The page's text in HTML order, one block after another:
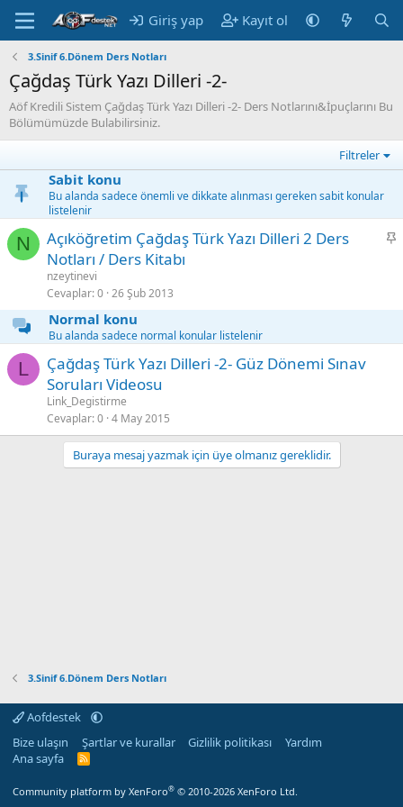
Giriş yap Kayıt ol
3.Sinif 6.Dönem Ders Notları
Çağdaş Türk Yazı Dilleri -2-
Aöf Kredili Sistem Çağdaş Türk Yazı Dilleri -2- Ders Notlarını&İpuçlarını Bu
Bölümümüzde Bulabilirsiniz.
Filtreler
Sabit konu
Bu alanda sadece önemli ve dikkate alınması gereken sabit konular
listelenir
N
S
Açıköğretim Çağdaş Türk Yazı Dilleri 2 Ders
Notları / Ders Kitabı
nzeytinevi
Cevaplar 0 26 Şub 2013
Normal konu
Bu alanda sadece normal konular listelenir
L
Çağdaş Türk Yazı Dilleri -2- Güz Dönemi Sınav
Soruları Videosu
Link_Degistirme
Cevaplar 0 4 May 2015
Buraya mesaj yazmak için üye olmanız gereklidir.
3.Sinif 6.Dönem Ders Notları
Aofdestek
Bize ulaşın
Şartlar ve kurallar Gizlilik politikası
Yardım
Ana sayfa
R
Community platform by XenForo® © 2010-2026 XenForo Ltd.